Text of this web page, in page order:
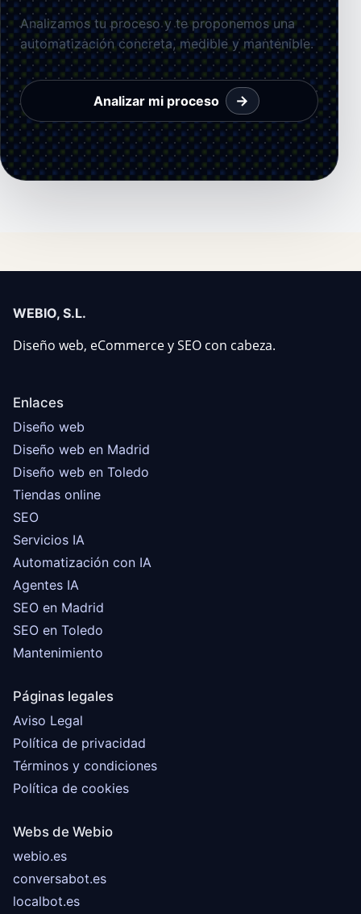
Analizamos tu proceso y te proponemos una
automatización concreta, medible y mantenible.
Analizar mi proceso →
WEBIO, S.L.
Diseño web, eCommerce y SEO con cabeza.
Enlaces
Diseño web
Diseño web en Madrid
Diseño web en Toledo
Tiendas online
SEO
Servicios IA
Automatización con IA
Agentes IA
SEO en Madrid
SEO en Toledo
Mantenimiento
Páginas legales
Aviso Legal
Política de privacidad
Términos y condiciones
Política de cookies
Webs de Webio
webio.es
conversabot.es
localbot.es